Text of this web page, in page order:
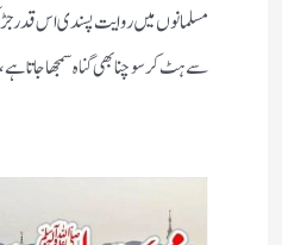
سےہٹ کر سوچنا بھی گناہ سمجھا جاتا